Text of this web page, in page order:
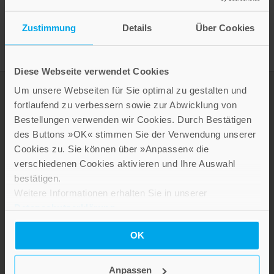
Zustimmung Details Über Cookies
Diese Webseite verwendet Cookies
Um unsere Webseiten für Sie optimal zu gestalten und
fortlaufend zu verbessern sowie zur Abwicklung von
Bestellungen verwenden wir Cookies. Durch Bestätigen
des Buttons »OK« stimmen Sie der Verwendung unserer
Cookies zu. Sie können über »Anpassen« die
verschiedenen Cookies aktivieren und Ihre Auswahl
bestätigen.
Weitere Informationen erhalten Sie in unserer
OK
Anpassen
NEWSLETTER
KARRIERE
KUNDENINFO